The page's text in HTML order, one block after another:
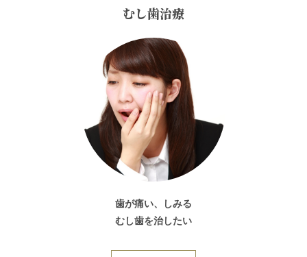
むし歯治療
歯が痛い、しみる
むし歯を治したい